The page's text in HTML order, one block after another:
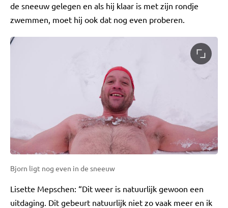
de sneeuw gelegen en als hij klaar is met zijn rondje
zwemmen, moet hij ook dat nog even proberen.
Bjorn ligt nog even in de sneeuw
Lisette Mepschen: “Dit weer is natuurlijk gewoon een
uitdaging. Dit gebeurt natuurlijk niet zo vaak meer en ik